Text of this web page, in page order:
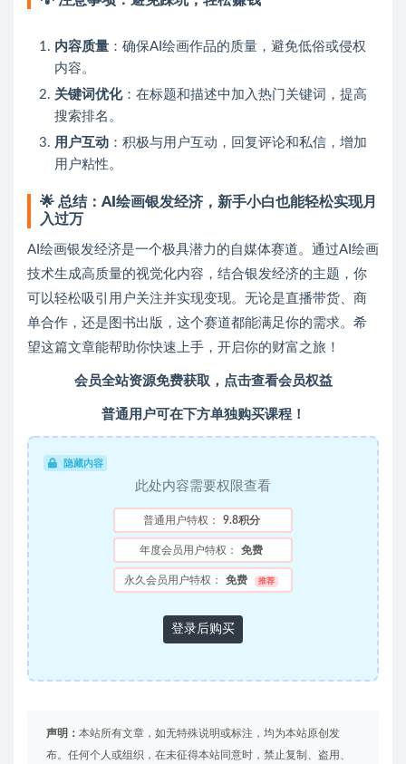
内容质量 ：确保AI绘画作品的质量，避免低俗或侵权
内容。
关键词优化：在标题和描述中加入热门关键词，提高
搜索排名。
用户互动 ：积极与用户互动，回复评论和私信，增加
用户粘性。
🌟 总结：AI绘画银发经济，新手小白也能轻松实现月
入过万
AI绘画银发经济是一个极具潜力的自媒体赛道。通过AI绘画
技术生成高质量的视觉化内容，结合银发经济的主题，你
可以轻松吸引用户关注并实现变现。无论是直播带货、商
单合作，还是图书出版，这个赛道都能满足你的需求。希
望这篇文章能帮助你快速上手，开启你的财富之旅！
会员全站资源免费获取，点击查看会员权益
普通用户可在下方单独购买课程！
隐藏内容
此处内容需要权限查看
普通用户特权： 9.8积分
年度会员用户特权： 免费
永久会员用户特权： 免费 推荐
登录后购买
声明： 本站所有文章，如无特殊说明或标注，均为本站原创发
布。任何个人或组织，在未征得本站同意时，禁止复制、盗用、